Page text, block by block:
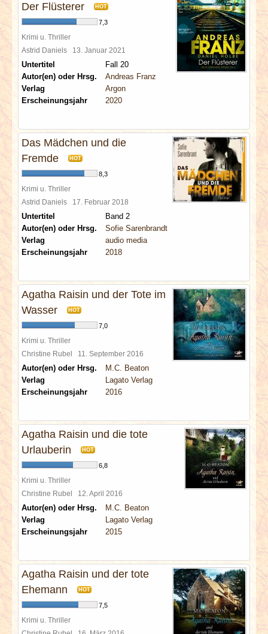
Der Flüsterer HOT
7,3
Krimi u. Thriller
Astrid Daniels 13. Januar 2021
Untertitel
Fall 20
Autor(en) oder Hrsg.
Andreas Franz
Verlag
Argon
Erscheinungsjahr
2020
Das Mädchen und die
Fremde
HOT
8,3
Krimi u. Thriller
Astrid Daniels 17. Februar 2018
Untertitel
Band 2
Autor(en) oder Hrsg.
Sofie Sarenbrandt
Verlag
audio media
Erscheinungsjahr
2018
Agatha Raisin und der Tote im
Wasser
HOT
7,0
Krimi u. Thriller
Christine Rubel 11. September 2016
Autor(en) oder Hrsg.
M.C. Beaton
Verlag
Lagato Verlag
Erscheinungsjahr
2016
Agatha Raisin und die tote
Urlauberin
HOT
6,8
Krimi u. Thriller
Christine Rubel 12. April 2016
Autor(en) oder Hrsg.
M.C. Beaton
Verlag
Lagato Verlag
Erscheinungsjahr
2015
Agatha Raisin und der tote
Ehemann
HOT
7,5
Krimi u. Thriller